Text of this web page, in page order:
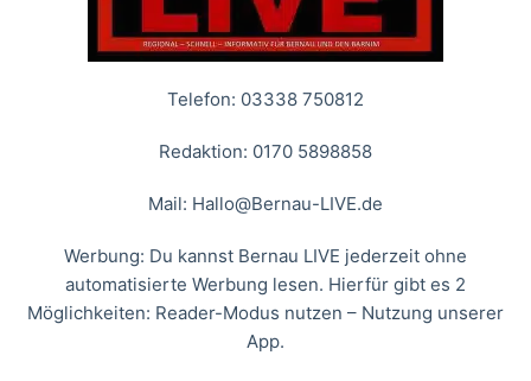
Telefon: 03338 750812
Redaktion: 0170 5898858
Mail: Hallo@Bernau-LIVE.de
Werbung: Du kannst Bernau LIVE jederzeit ohne
automatisierte Werbung lesen. Hierfür gibt es 2
Möglichkeiten: Reader-Modus nutzen – Nutzung unserer
App.